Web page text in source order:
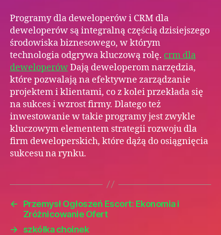
Programy dla deweloperów i CRM dla
deweloperów są integralną częścią dzisiejszego
środowiska biznesowego, w którym
technologia odgrywa kluczową rolę. crm dla
deweloperówDają deweloperom narzędzia,
które pozwalają na efektywne zarządzanie
projektem i klientami, co z kolei przekłada się
na sukces i wzrost firmy. Dlatego też
inwestowanie w takie programy jest zwykle
kluczowym elementem strategii rozwoju dla
firm deweloperskich, które dążą do osiągnięcia
sukcesu na rynku.
←
Przemysł Ogłoszeń Escort: Ekonomia i
Zróżnicowanie Ofert
→
szkółka choinek